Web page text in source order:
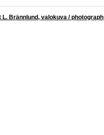
Brännlund, valokuva / photograph